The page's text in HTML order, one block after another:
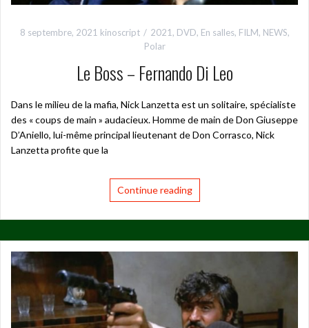
8 septembre, 2021 kinoscript 2021, DVD, En salles, FILM, NEWS,
Polar
Le Boss – Fernando Di Leo
Dans le milieu de la mafia, Nick Lanzetta est un solitaire, spécialiste
des « coups de main » audacieux. Homme de main de Don Giuseppe
D’Aniello, lui-même principal lieutenant de Don Corrasco, Nick
Lanzetta profite que la
Continue reading